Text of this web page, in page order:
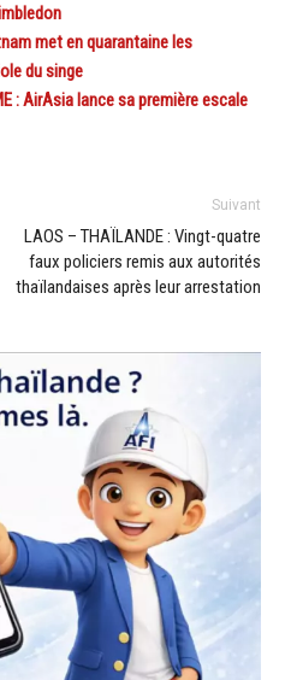
met en quarantaine les
du singe
: AirAsia lance sa première escale
Suivant
LAOS – THAÏLANDE : Vingt-quatre
faux policiers remis aux autorités
thaïlandaises après leur arrestation